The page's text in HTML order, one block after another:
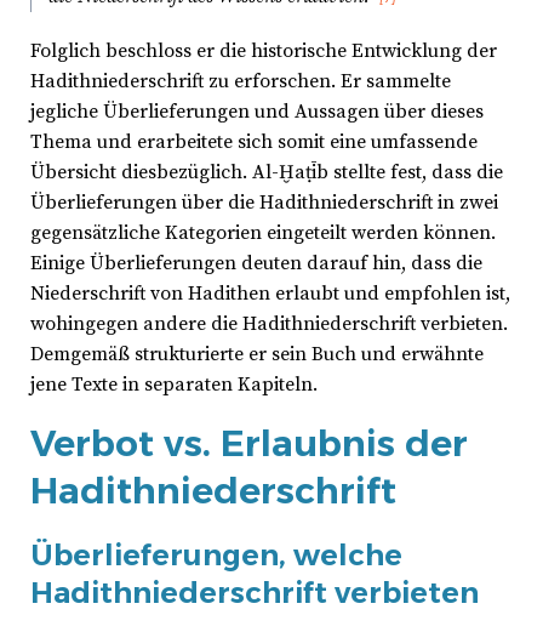
Folglich beschloss er die historische Entwicklung der
Hadithniederschrift zu erforschen. Er sammelte
jegliche Überlieferungen und Aussagen über dieses
Thema und erarbeitete sich somit eine umfassende
Übersicht diesbezüglich. Al-Ḫaṭīb stellte fest, dass die
Überlieferungen über die Hadithniederschrift in zwei
gegensätzliche Kategorien eingeteilt werden können.
Einige Überlieferungen deuten darauf hin, dass die
Niederschrift von Hadithen erlaubt und empfohlen ist,
wohingegen andere die Hadithniederschrift verbieten.
Demgemäß strukturierte er sein Buch und erwähnte
jene Texte in separaten Kapiteln.
Verbot vs. Erlaubnis der
Hadithniederschrift
Überlieferungen, welche
Hadithniederschrift verbieten